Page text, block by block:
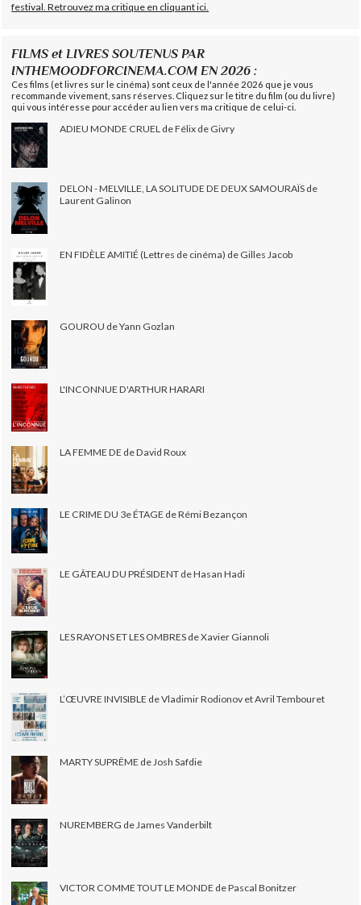
festival. Retrouvez ma critique en cliquant ici.
FILMS et LIVRES SOUTENUS PAR
INTHEMOODFORCINEMA.COM EN 2026 :
Ces films (et livres sur le cinéma) sont ceux de l'année 2026 que je vous
recommande vivement, sans réserves. Cliquez sur le titre du film (ou du livre)
qui vous intéresse pour accéder au lien vers ma critique de celui-ci.
ADIEU MONDE CRUEL de Félix de Givry
DELON - MELVILLE, LA SOLITUDE DE DEUX SAMOURAÏS de
Laurent Galinon
EN FIDÈLE AMITIÉ (Lettres de cinéma) de Gilles Jacob
GOUROU de Yann Gozlan
L'INCONNUE D'ARTHUR HARARI
LA FEMME DE de David Roux
LE CRIME DU 3e ÉTAGE de Rémi Bezançon
LE GÂTEAU DU PRÉSIDENT de Hasan Hadi
LES RAYONS ET LES OMBRES de Xavier Giannoli
L’ŒUVRE INVISIBLE de Vladimir Rodionov et Avril Tembouret
MARTY SUPRÊME de Josh Safdie
NUREMBERG de James Vanderbilt
VICTOR COMME TOUT LE MONDE de Pascal Bonitzer